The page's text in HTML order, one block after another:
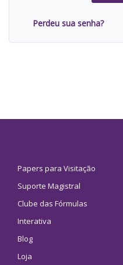
Perdeu sua senha?
Papers para Visitação
Suporte Magistral
Clube das Fórmulas
Interativa
Blog
Loja